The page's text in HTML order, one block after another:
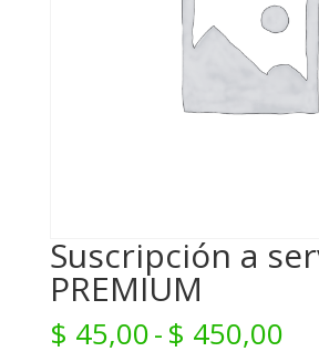
Suscripción a
PREMIUM
$ 45,00-$ 450,00